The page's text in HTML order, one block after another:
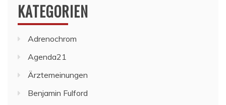
KATEGORIEN
Adrenochrom
Agenda21
Ärztemeinungen
Benjamin Fulford